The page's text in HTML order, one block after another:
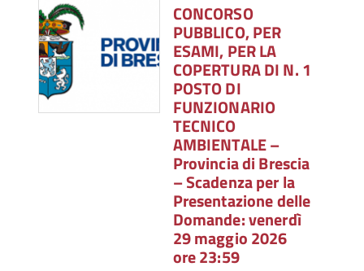
CONCORSO
PUBBLICO, PER
ESAMI, PER LA
COPERTURA DI N. 1
POSTO DI
FUNZIONARIO
TECNICO
AMBIENTALE –
Provincia di Brescia
– Scadenza per la
Presentazione delle
Domande: venerdì
29 maggio 2026
ore 23:59